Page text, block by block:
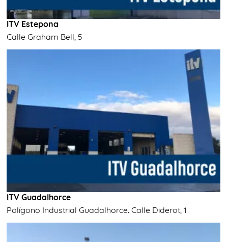
ITV Estepona
Calle Graham Bell, 5
ITV Guadalhorce
Polígono Industrial Guadalhorce. Calle Diderot, 1